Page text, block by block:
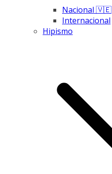
Nacional 🇻🇪
Internacional
Hipismo